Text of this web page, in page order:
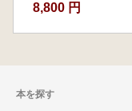
8,800 円
本を探す